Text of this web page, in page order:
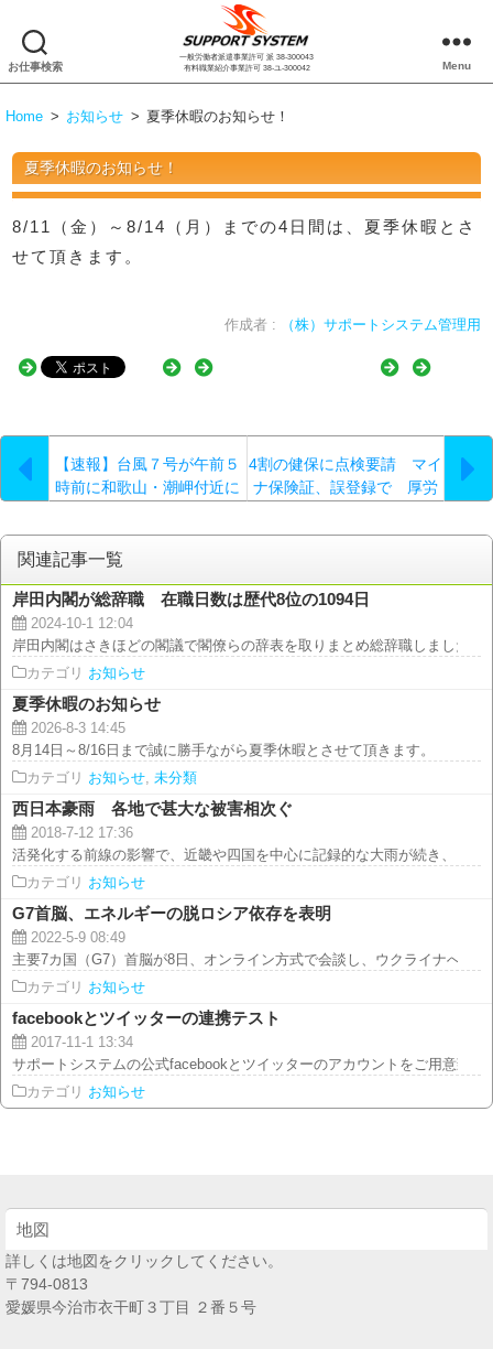
お仕事検索
株
式
会
サ
ー
ト
ム
一般労働者派遣事業許可 派 38-300043
有料職業紹介事業許可 38-ユ-300042
Menu
Home > お知らせ > 夏季休暇のお知らせ！
夏季休暇のお知らせ！
8/11（金）～8/14（月）までの4日間は、夏季休暇とさ
せて頂きます。
作成者 : （株）サポートシステム管理用
【速報】台風７号が午前５
時前に和歌山・潮岬付近に
4割の健保に点検要請 マイ
ナ保険証、誤登録で 厚労
関連記事一覧
岸田内閣が総辞職 在職日数は歴代8位の1094日
2024-10-1 12:04
岸田内閣はさきほどの閣議で閣僚らの辞表を取りまとめ総辞職しました。
カテゴリ お知らせ
夏季休暇のお知らせ
2026-8-3 14:45
8月14日～8/16日まで誠に勝手ながら夏季休暇とさせて頂きます。
カテゴリ お知らせ, 未分類
西日本豪雨 各地で甚大な被害相次ぐ
2018-7-12 17:36
活発化する前線の影響で、近畿や四国を中心に記録的な大雨が続き、 各
カテゴリ お知らせ
G7首脳、エネルギーの脱ロシア依存を表明
2022-5-9 08:49
主要7カ国（G7）首脳が8日、オンライン方式で会談し、ウクライナへの
カテゴリ お知らせ
facebookとツイッターの連携テスト
2017-11-1 13:34
サポートシステムの公式facebookとツイッターのアカウントをご用意致し
カテゴリ お知らせ
地図
詳しくは地図をクリックしてください。
〒794-0813
愛媛県今治市衣干町３丁目 ２番５号